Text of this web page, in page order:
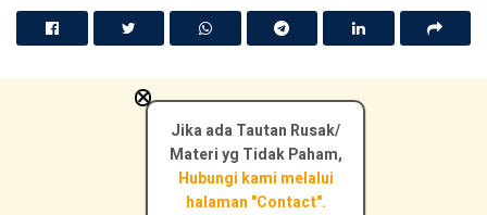
Jika ada Tautan Rusak/
Materi yg Tidak Paham,
Hubungi kami melalui
halaman "Contact".
×